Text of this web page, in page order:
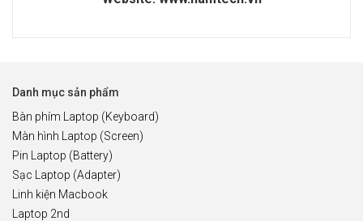
Danh mục sản phẩm
Bàn phím Laptop (Keyboard)
Màn hình Laptop (Screen)
Pin Laptop (Battery)
Sạc Laptop (Adapter)
Linh kiện Macbook
Laptop 2nd